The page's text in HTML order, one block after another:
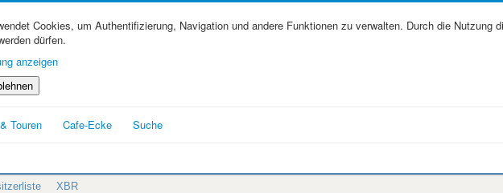
Cookies, um Authentifizierung, Navigation und andere Funktionen zu verwalten. Durch die
dürfen.
anzeigen
Touren Cafe-Ecke Suche
XBR